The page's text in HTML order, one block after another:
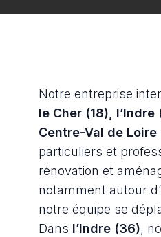
Notre entreprise
le Cher (18),
Centre-Val de
particuliers et
rénovation et
notamment autour d’
notre équipe se
Dans l’Indre (36),